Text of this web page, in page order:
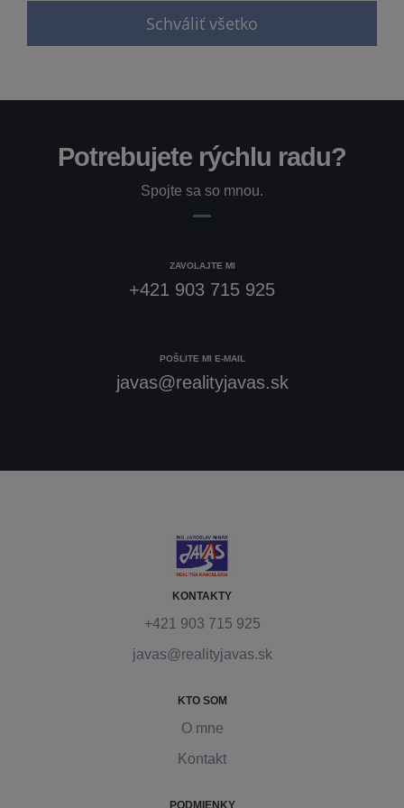
Schváliť všetko
Potrebujete rýchlu radu?
Spojte sa so mnou.
ZAVOLAJTE MI
+421 903 715 925
POŠLITE MI E-MAIL
javas@realityjavas.sk
KONTAKTY
+421 903 715 925
javas@realityjavas.sk
KTO SOM
O mne
Kontakt
PODMIENKY